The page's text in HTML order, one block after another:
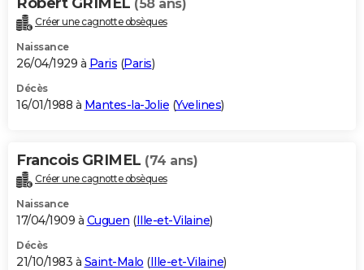
(58 ans)
Créer une cagnotte obsèques
Naissance
26/04/1929 à Paris (Paris)
Décès
16/01/1988 à Mantes-la-Jolie (Yvelines)
Francois GRIMEL (74 ans)
Créer une cagnotte obsèques
Naissance
17/04/1909 à Cuguen (Ille-et-Vilaine)
Décès
21/10/1983 à Saint-Malo (Ille-et-Vilaine)